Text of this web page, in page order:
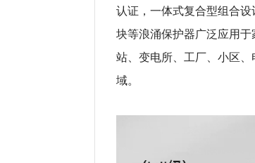
认证，一体式复合型组合
块等浪涌保护器广泛应用
站、变电所、工厂、小区
域。